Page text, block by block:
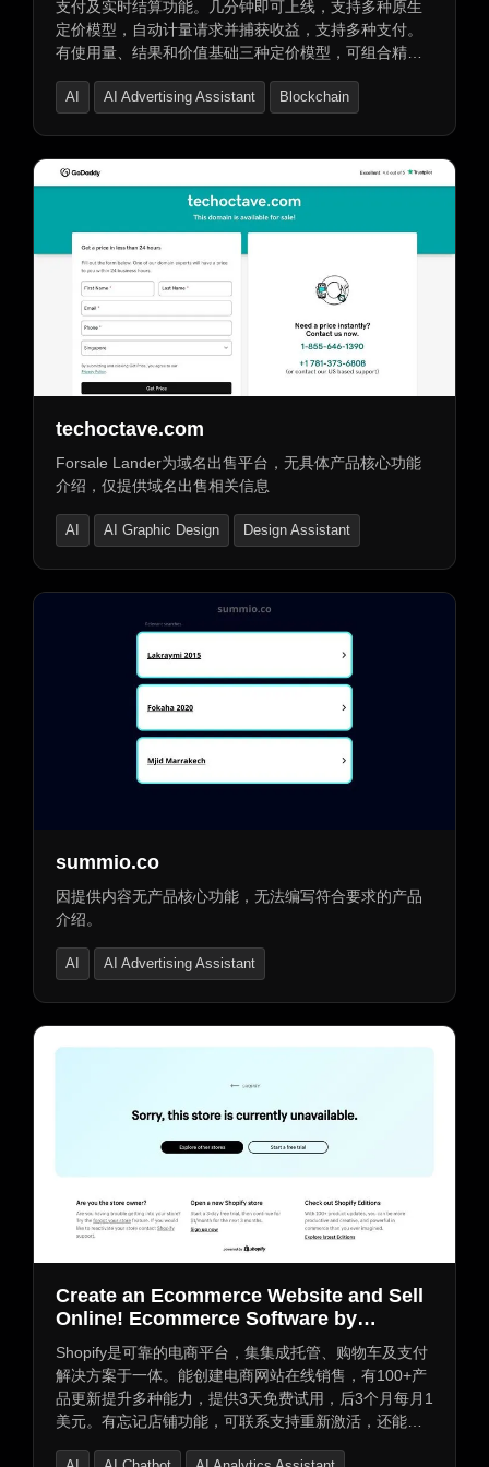
支付及实时结算功能。几分钟即可上线，支持多种原生
定价模型，自动计量请求并捕获收益，支持多种支付。
有使用量、结果和价值基础三种定价模型，可组合精准
块，可快速集成。能实时计量请求，按多种方式计费，
AI AI Advertising Assistant Blockchain
techoctave.com
Forsale Lander为域名出售平台，无具体产品核心功能
介绍，仅提供域名出售相关信息
AI AI Graphic Design Design Assistant
summio.co
因提供内容无产品核心功能，无法编写符合要求的产品
介绍。
AI
AI Advertising Assistant
Create an Ecommerce Website and Sell
Online! Ecommerce Software by
Shopify
Shopify是可靠的电商平台，集集成托管、购物车及支付
解决方案于一体。能创建电商网站在线销售，有100+产
品更新提升多种能力，提供3天免费试用，后3个月每月1
美元。有忘记店铺功能，可联系支持重新激活，还能开